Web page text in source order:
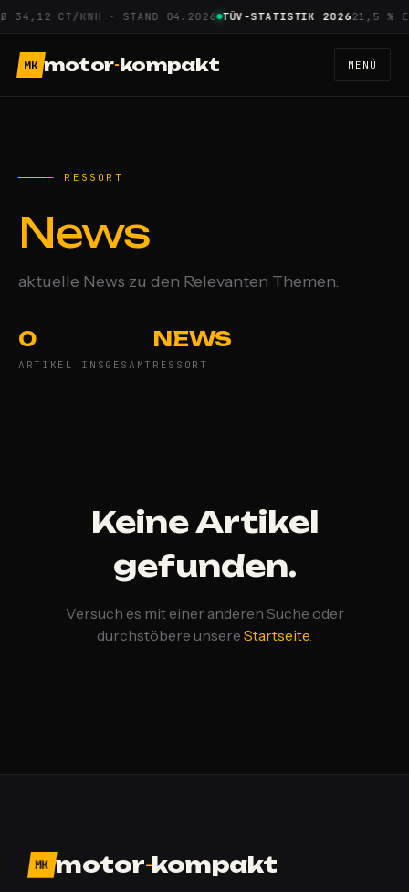
Zum
Inhalt
springen
34,12 CT/KWH · STAND 04.2026 TÜV-STATISTIK 202621,5 %
MK motor-kompakt MENÜ
— RESSORT
News
aktuelle News zu den Relevanten Themen.
0
ARTIKEL INSGESAMT
NEWS
RESSORT
Keine Artikel
gefunden.
Versuch es mit einer anderen Suche oder
durchstöbere unsere Startseite.
MK motor-kompakt